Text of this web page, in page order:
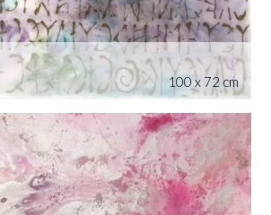
100 x 72 cm